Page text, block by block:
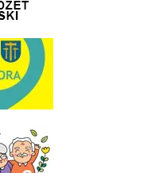
Seniora
- Wieliczka